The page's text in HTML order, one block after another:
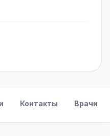
Контакты Врачи